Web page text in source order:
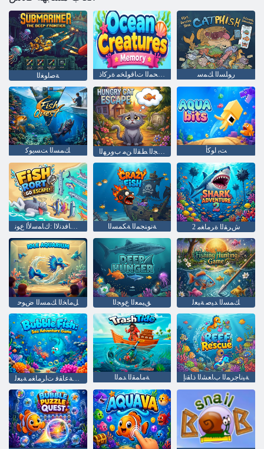
ﺔﺻﺍﻮﻐﻟﺍ ﻂﻴﺤﻤﻟﺍ ﺕﺎﻗﻮﻠﺨﻣ ﺓﺮﻛﺍﺫ ﺭﻮﻠﺴﻟﺍ ﻚﻤﺳ
ﻚﻤﺴﻟﺍ ﺖﺴﻳﻮﻛ ﺖﺑ ﺍﻮﻛﺃ
ﺏﻭﺮﻬﻟﺍﻭ ﻉﺎﻓﺪﻧﻻ ﺍ :ﻙﺎﻤﺳﻷ ﺍ ﻉﻮﻧ ﺔﻧﻮﻨﺠﻤﻟﺍ ﺔﻜﻤﺴﻟﺍ 2 ﺵﺮﻘﻟﺍ ﺓﺮﻣﺎﻐﻣ
ﻞﻣﺎﺨﻟﺍ ﻚﻤﺴﻟﺍ ﺽﻮﺣ ﻖﻴﻤﻌﻟﺍ ﻉﻮﺠﻟﺍ ﻚﻤﺴﻟﺍ ﺪﻴﺻ ﺔﺒﻌﻟ
ﺔﻣﺎﻤﻘﻟﺍ ﺪﻤﻟﺍ ﺔﻴﻧﺎﺟﺮﻤﻟﺍ ﺏﺎﻌﺸﻟﺍ ﺫﺎﻘﻧﺇ